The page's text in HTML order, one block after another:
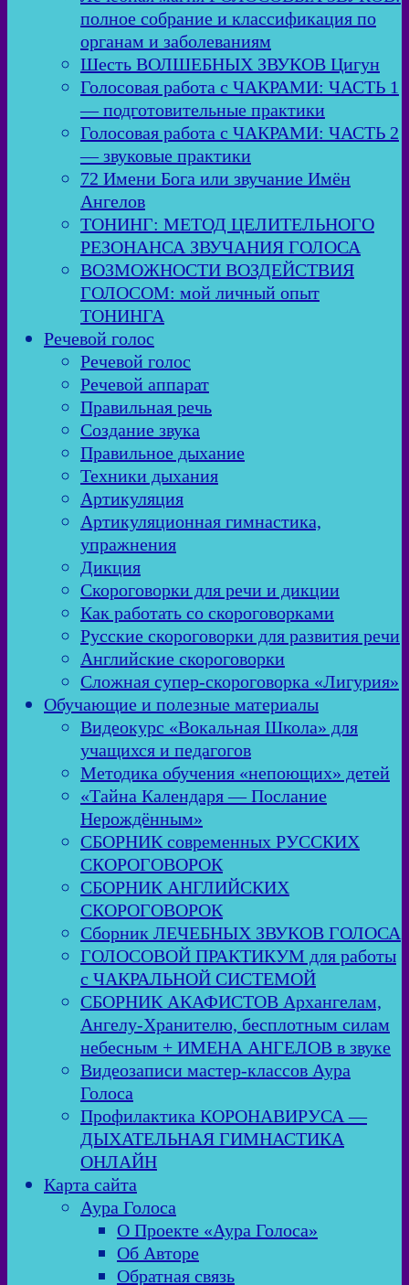
полное собрание и классификация по
органам и заболеваниям
Шесть ВОЛШЕБНЫХ ЗВУКОВ Цигун
Голосовая работа с ЧАКРАМИ: ЧАСТЬ 1
— подготовительные практики
Голосовая работа с ЧАКРАМИ: ЧАСТЬ 2
— звуковые практики
72 Имени Бога или звучание Имён
Ангелов
ТОНИНГ: МЕТОД ЦЕЛИТЕЛЬНОГО
РЕЗОНАНСА ЗВУЧАНИЯ ГОЛОСА
ВОЗМОЖНОСТИ ВОЗДЕЙСТВИЯ
ГОЛОСОМ: мой личный опыт
ТОНИНГА
Речевой голос
Речевой голос
Речевой аппарат
Правильная речь
Создание звука
Правильное дыхание
Техники дыхания
Артикуляция
Артикуляционная гимнастика,
упражнения
Дикция
Скороговорки для речи и дикции
Как работать со скороговорками
Русские скороговорки для развития речи
Английские скороговорки
Сложная супер-скороговорка «Лигурия»
Обучающие и полезные материалы
Видеокурс «Вокальная Школа» для
учащихся и педагогов
Методика обучения «непоющих» детей
«Тайна Календаря — Послание
Нерождённым»
СБОРНИК современных РУССКИХ
СКОРОГОВОРОК
СБОРНИК АНГЛИЙСКИХ
СКОРОГОВОРОК
Сборник ЛЕЧЕБНЫХ ЗВУКОВ ГОЛОСА
ГОЛОСОВОЙ ПРАКТИКУМ для работы
с ЧАКРАЛЬНОЙ СИСТЕМОЙ
СБОРНИК АКАФИСТОВ Архангелам,
Ангелу-Хранителю, бесплотным силам
небесным + ИМЕНА АНГЕЛОВ в звуке
Видеозаписи мастер-классов Аура
Голоса
Профилактика КОРОНАВИРУСА —
ДЫХАТЕЛЬНАЯ ГИМНАСТИКА
ОНЛАЙН
Карта сайта
Аура Голоса
О Проекте «Аура Голоса»
Об Авторе
Обратная связь